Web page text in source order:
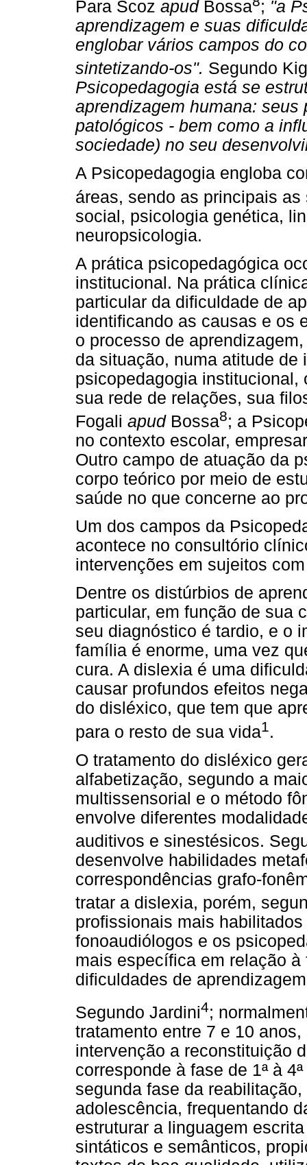
Para Scoz apudBossa ; "a
aprendizagem e suas
englobar vários campos do
sintetizando-os". Segundo
Psicopedagogia está se
aprendizagem humana:
patológicos - bem como a
sociedade) no seu
A Psicopedagogia engloba
áreas, sendo as principais as
social, psicologia genética,
neuropsicologia.
A prática psicopedagógica
institucional. Na prática
particular da dificuldade de
identificando as causas e os
o processo de
da situação, numa atitude
psicopedagogia
sua rede de relações, sua
Fogali apudBossa8; a
no contexto escolar,
Outro campo de atuação da
corpo teórico por meio de
saúde no que concerne ao
Um dos campos da
acontece no consultório
intervenções em sujeitos
Dentre os distúrbios de
particular, em função de sua
seu diagnóstico é tardio, e o
família é enorme, uma vez
cura. A dislexia é uma
causar profundos efeitos
do disléxico, que tem que
para o resto de sua vida1 .
O tratamento do disléxico
alfabetização, segundo a
multissensorial e o método
envolve diferentes
auditivos e sinestésicos.
desenvolve habilidades
correspondências grafo-
tratar a dislexia, porém,
profissionais mais
fonoaudiólogos e os
mais específica em relação
dificuldades de
Segundo Jardini4;
tratamento entre 7 e 10
intervenção a reconstituição
corresponde à fase de 1ª à
segunda fase da
adolescência, frequentando
estruturar a linguagem
sintáticos e semânticos,